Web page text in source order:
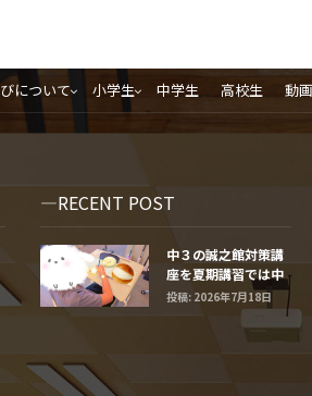
について 小学生 中学生 高校生 動画
RECENT POST
中３の誠之館対策講
座を夏期講習では中
学２年生と１年生に
投稿: 2026年7月18日